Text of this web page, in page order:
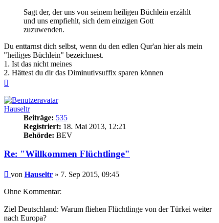
Sagt der, der uns von seinem heiligen Büchlein erzählt
und uns empfiehlt, sich dem einzigen Gott
zuzuwenden.
Du enttarnst dich selbst, wenn du den edlen Qur'an hier als mein
"heiliges Büchlein" bezeichnest.
1. Ist das nicht meines
2. Hättest du dir das Diminutivsuffix sparen können
Hauseltr
Beiträge: 535
Registriert: 18. Mai 2013, 12:21
Behörde: BEV
Re: "Willkommen Flüchtlinge"
Beitrag
von Hauseltr » 7. Sep 2015, 09:45
Ohne Kommentar:
Ziel Deutschland: Warum fliehen Flüchtlinge von der Türkei weiter
nach Europa?